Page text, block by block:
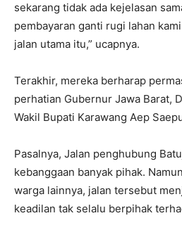
sekarang tidak ada kejelasan
pembayaran ganti rugi lahan
jalan utama itu,” ucapnya.
Terakhir, mereka berharap
perhatian Gubernur Jawa Barat,
Wakil Bupati Karawang Aep
Pasalnya, Jalan penghubung
kebanggaan banyak pihak.
warga lainnya, jalan tersebut
keadilan tak selalu berpihak